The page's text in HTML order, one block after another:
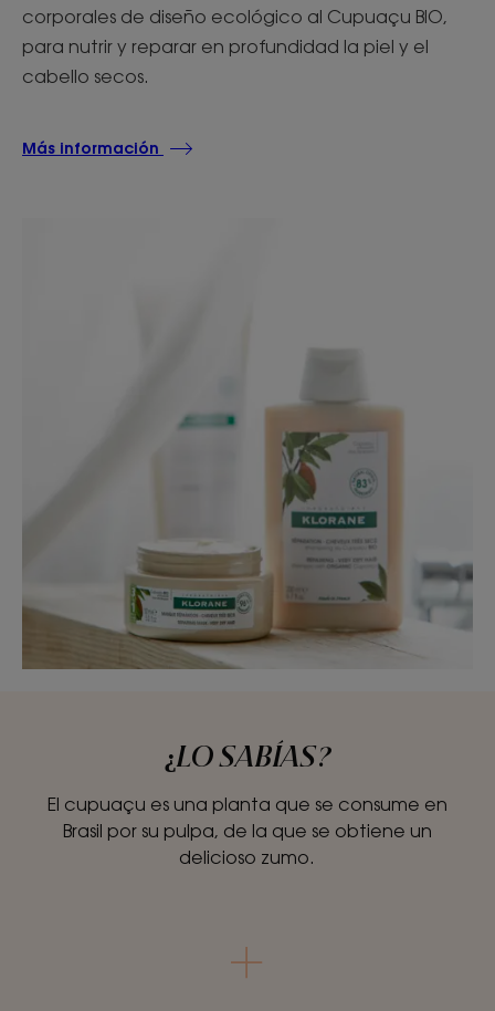
corporales de diseño ecológico al Cupuaçu BIO,
para nutrir y reparar en profundidad la piel y el
cabello secos.
Más información
¿LO SABÍAS?
El cupuaçu es una planta que se consume en
Brasil por su pulpa, de la que se obtiene un
delicioso zumo.